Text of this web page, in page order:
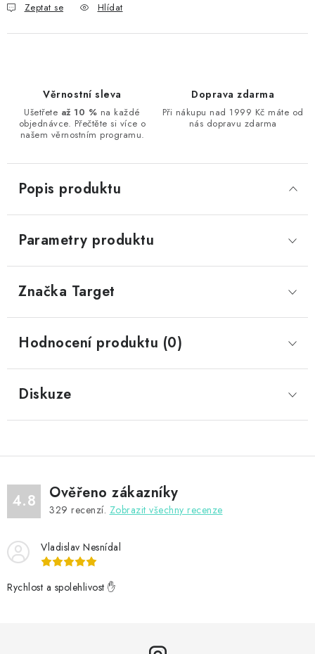
Zeptat se Hlídat
Věrnostní sleva
Ušetřete až 10 % na každé
objednávce. Přečtěte si více o
našem věrnostním programu.
Doprava zdarma
Při nákupu nad 1999 Kč máte od
nás dopravu zdarma
Popis produktu
Parametry produktu
Značka Target
Hodnocení produktu (0)
Diskuze
4.8 Ověřeno zákazníky
329 recenzí. Zobrazit všechny recenze
Vladislav Nesnídal
Rychlost a spolehlivost ✋